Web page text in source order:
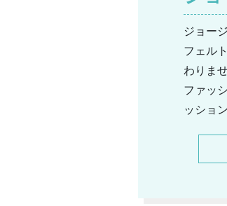
ジョー
フェル
わりま
ファッ
ッショ
いうよ